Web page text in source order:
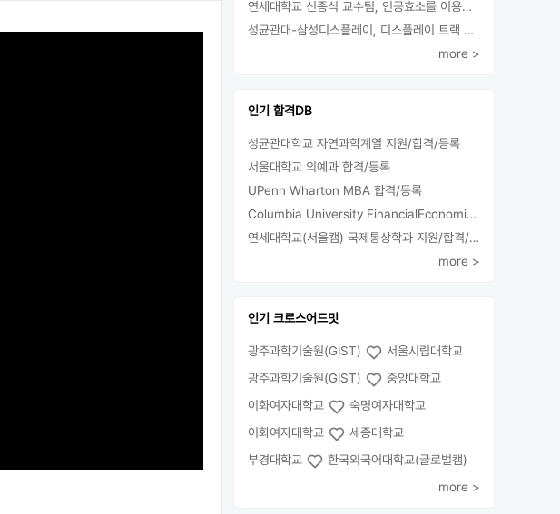
연세대학교 신종식 교수팀, 인공효소를 이용한 아민의 키랄전환 세계 최초로 성공
성균관대-삼성디스플레이, 디스플레이 트랙 운영 협약 체결
more >
인기 합격DB
성균관대학교 자연과학계열 지원/합격/등록
서울대학교 의예과 합격/등록
UPenn Wharton MBA 합격/등록
Columbia University FinancialEconomics 지원
연세대학교(서울캠) 국제통상학과 지원/합격/등록
more >
인기 크로스어드밋
광주과학기술원(GIST)
서울시립대학교
광주과학기술원(GIST)
중앙대학교
이화여자대학교
숙명여자대학교
이화여자대학교
세종대학교
부경대학교
한국외국어대학교(글로벌캠)
more >